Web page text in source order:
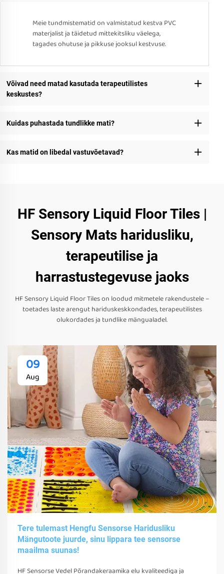
Meie tundmistematid on valmistatud kestva PVC
materjalist ja täidetud mittekitsliku väelega,
tagades ohutuse ja pikkuse jooksul kestvuse.
Võivad need matad kasutada terapeutilistes
keskustes?
Kuidas puhastada tundlikke mati?
Kas matid on libedal vastuvõetavad?
HF Sensory Liquid Floor Tiles |
Sensory Mats haridusliku,
terapeutilise ja
harrastustegevuse jaoks
HF Sensory Liquid Floor Tiles on loodud mitmetele rakendustele –
toetades laste arengut hariduskeskkondades, terapeutilistes
olukordades ja tundlike mängualadel.
09
Aug
Tere tulemast Hengfu Sensorse Haridusliku
Mängutoote juurde, sinu lippara tee sensorse
maailma suunas!
HF Sensorse Vedel Põrandakeraamika elu kvaliteediga ja